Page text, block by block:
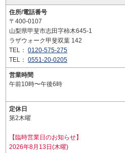
住所/電話番号
〒400-0107
山梨県甲斐市志田字柿木645-1
ラザウォーク甲斐双葉 142
TEL： 0120-575-275
TEL： 0551-20-0205
営業時間
午前10時〜午後6時
定休日
第2木曜
【臨時営業日のお知らせ】
2026年8月13日(木曜)